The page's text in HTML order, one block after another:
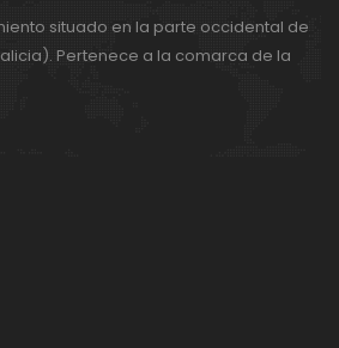
situado en la parte occidental de
Pertenece a la comarca de la